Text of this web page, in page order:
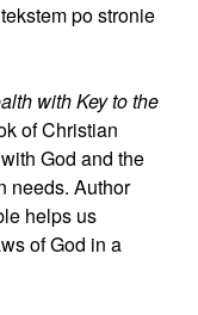
po stronie
with Key to the
of Christian
God and the
needs. Author
helps us
of God in a